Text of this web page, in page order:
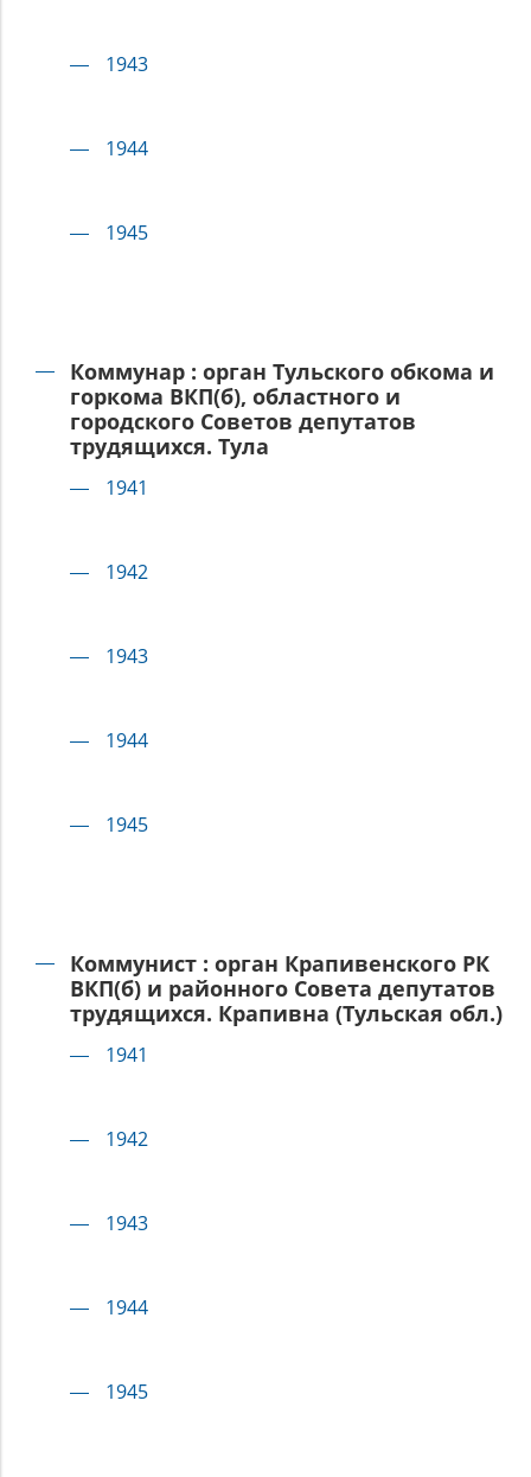
1943
1944
1945
Коммунар : орган Тульского обкома и
горкома ВКП(б), областного и
городского Советов депутатов
трудящихся. Тула
1941
1942
1943
1944
1945
Коммунист : орган Крапивенского РК
ВКП(б) и районного Совета депутатов
трудящихся. Крапивна (Тульская обл.)
1941
1942
1943
1944
1945